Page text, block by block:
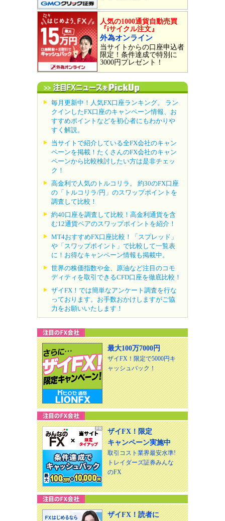
人気の1000通貨自動売買
『iサイクル注文』
外為オンライン
当サイトからの口座申込者
限定！条件達成で特別に
3000円プレゼント！
毎月更新中！人気FX口座ランキング。 ラン
クインしたFX口座のキャンペーン情報、お
すすめポイントなどを初心者にもわかりや
すく解説。
当サイトで紹介している全FX会社のキャン
ペーンを掲載！たくさんのFX会社のキャン
ペーンから比較検討したい方は是非チェッ
ク！
高金利で人気のトルコリラ。 約30のFX口座
の「トルコリラ/円」のスワップポイントを
調査して比較！
約40口座を調査して比較！高金利通貨を含
む12通貨ペアのスワップポイントを紹介！
MT4おすすめFX口座比較！「スプレッド」
や「スワップポイント」で比較して一覧表
に！お得なキャンペーン情報も掲載中。
世界の株価指数や金、原油など注目のコモ
ディティを取引できるCFD口座を徹底比較！
ザイFX！では簡単なアンケート調査を行な
っております。お手数おかけしますがご協
力をお願いいたします！
最大100万7000円
ザイFX！限定で5000円キ
ャッシュバック！
ザイFX！限定
キャンペーン実施中
取引コスト業界最安水準!
トレイダーズ証券みんな
のFX
ザイFX！読者に